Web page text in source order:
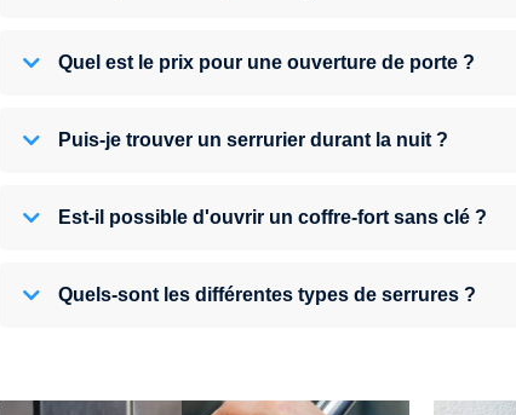
Quel est le prix pour une ouverture de porte ?
Puis-je trouver un serrurier durant la nuit ?
Est-il possible d'ouvrir un coffre-fort sans clé ?
Quels-sont les différentes types de serrures ?